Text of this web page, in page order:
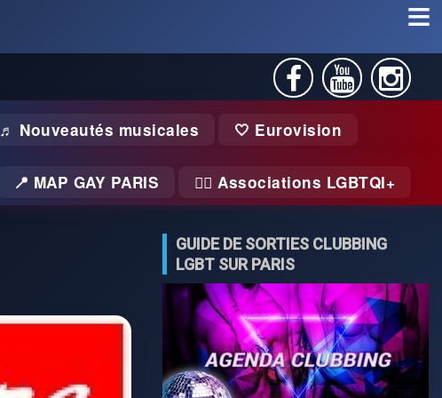
♬ Nouveautés musicales 🤍 Eurovision
📍 MAP GAY PARIS 🏃‍♂️ Associations LGBTQI+
GUIDE DE SORTIES CLUBBING
LGBT SUR PARIS